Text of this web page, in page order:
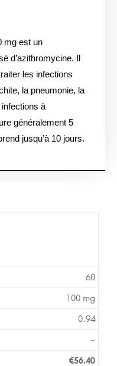
mg est un
d’azithromycine. Il
les infections
la pneumonie, la
à
généralement 5
jusqu’à 10 jours.
60
100 mg
0.94
-
€56.40